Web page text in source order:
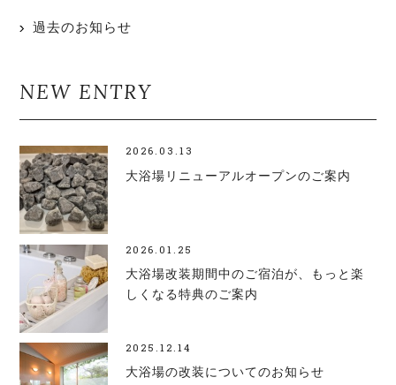
過去のお知らせ
NEW ENTRY
2026.03.13
大浴場リニューアルオープンのご案内
2026.01.25
大浴場改装期間中のご宿泊が、もっと楽
しくなる特典のご案内
2025.12.14
大浴場の改装についてのお知らせ